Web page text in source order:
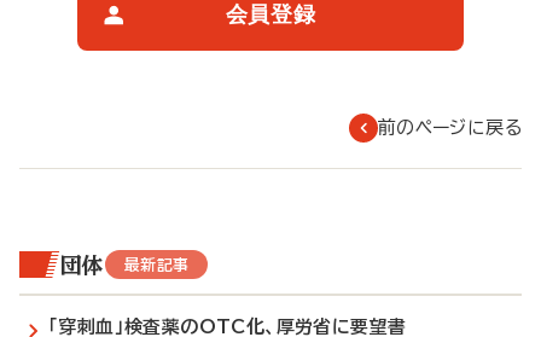
会員登録
前のページに戻る
団体 最新記事
「穿刺血」検査薬のOTC化、厚労省に要望書